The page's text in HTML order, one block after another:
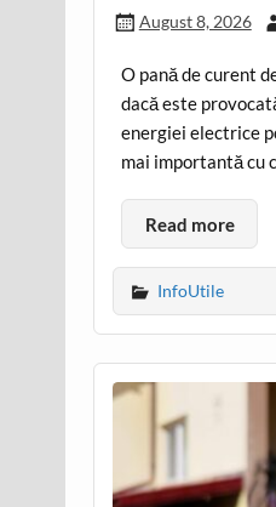
August 8, 2026
O pană de curent
dacă este
energiei electrice
mai importantă cu
Read more
InfoUtile